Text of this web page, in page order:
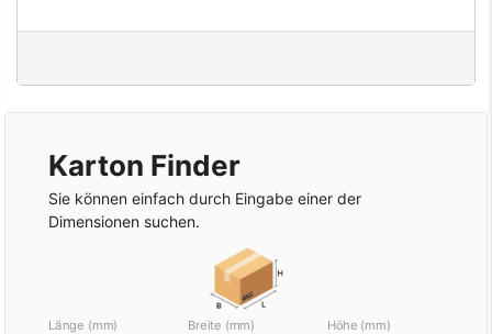
Karton Finder
Sie können einfach durch Eingabe einer der
Dimensionen suchen.
Länge (mm) Breite (mm) Höhe (mm)